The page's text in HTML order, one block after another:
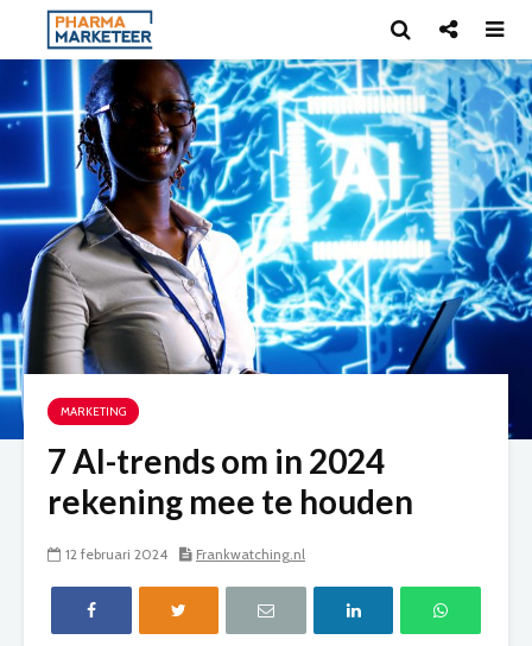
MARKETING
7 AI-trends om in 2024
rekening mee te houden
12 februari 2024 Frankwatching.nl